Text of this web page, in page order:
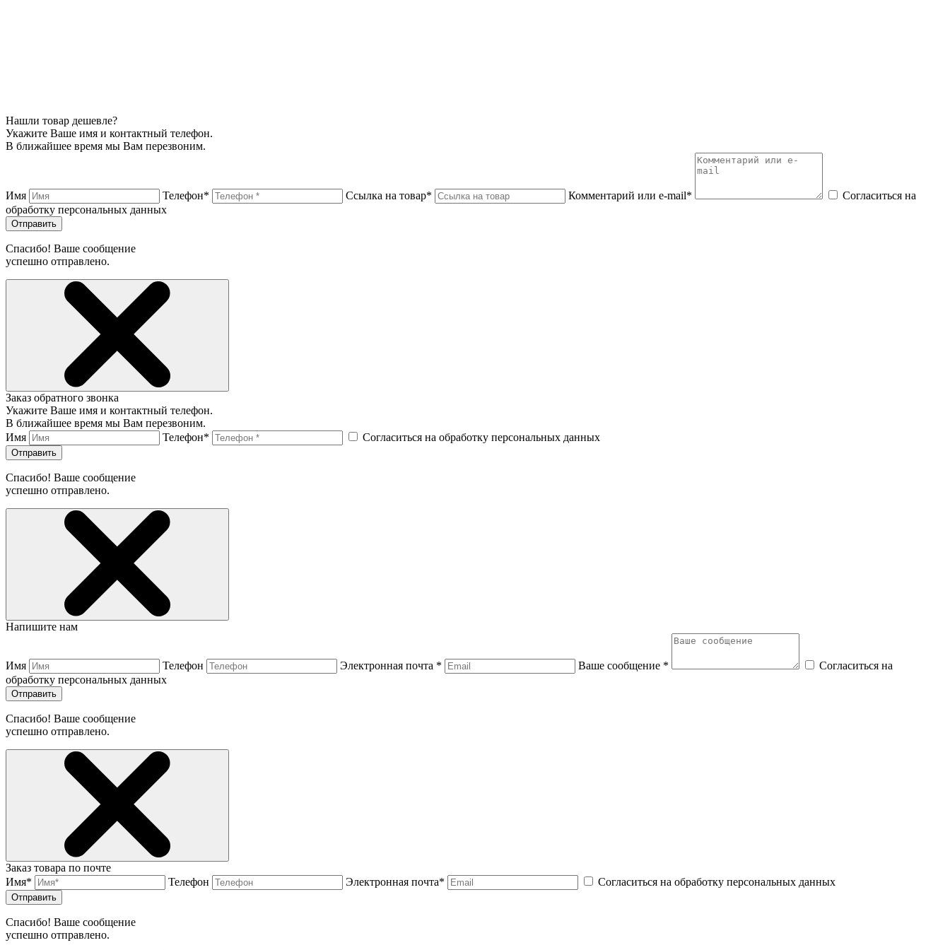
Нашли товар дешевле?
Укажите Ваше имя и контактный телефон.
В ближайшее время мы Вам перезвоним.
Имя Телефон* Ссылка на товар* Комментарий или e-mail*
Согласиться на
обработку персональных данных
Отправить
Спасибо! Ваше сообщение
успешно отправлено.
Заказ обратного звонка
Укажите Ваше имя и контактный телефон.
В ближайшее время мы Вам перезвоним.
Имя
Телефон* Согласиться на обработку персональных данных
Отправить
Спасибо! Ваше сообщение
успешно отправлено.
Напишите нам
Имя Телефон Электронная почта * Ваше сообщение *
Согласиться на
обработку персональных данных
Отправить
Спасибо! Ваше сообщение
успешно отправлено.
Заказ товара по почте
Имя*
Телефон Электронная почта* Согласиться на обработку персональных данных
Отправить
Спасибо! Ваше сообщение
успешно отправлено.